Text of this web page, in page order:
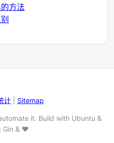
方法
计 Sitemap
it. Build with Ubuntu &
Gin & ❤️